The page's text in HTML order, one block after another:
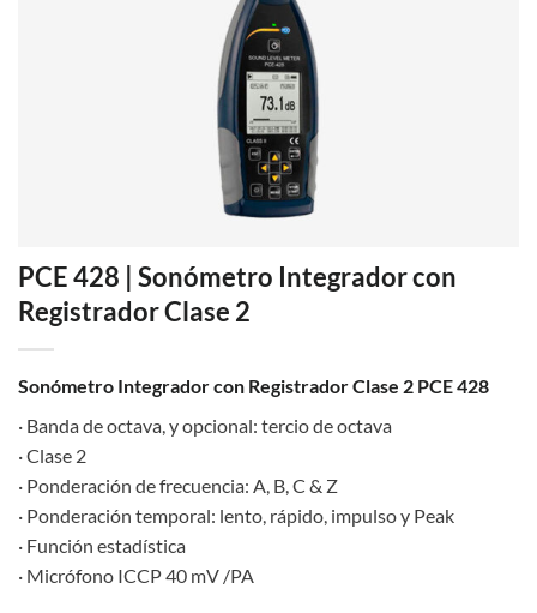
PCE 428 | Sonómetro Integrador con
Registrador Clase 2
Sonómetro Integrador con Registrador Clase 2 PCE 428
· Banda de octava, y opcional: tercio de octava
· Clase 2
· Ponderación de frecuencia: A, B, C & Z
· Ponderación temporal: lento, rápido, impulso y Peak
· Función estadística
· Micrófono ICCP 40 mV /PA